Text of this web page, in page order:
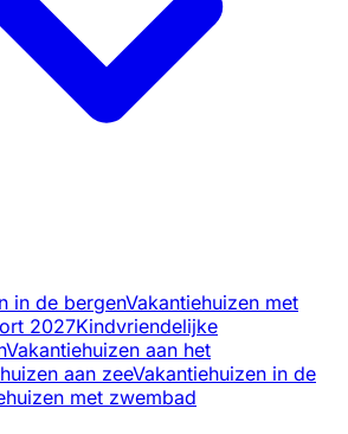
in de bergenVakantiehuizen met
2027Kindvriendelijke
Vakantiehuizen aan het
aan zeeVakantiehuizen in de
met zwembad